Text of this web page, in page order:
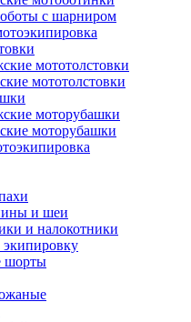
с шарниром
мототолстовки
мототолстовки
моторубашки
моторубашки
и шеи
и налокотники
экипировку
шорты